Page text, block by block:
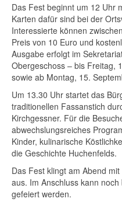
Das Fest beginnt um 12 Uhr
Karten dafür sind bei der
Interessierte können
Preis von 10 Euro und
Ausgabe erfolgt im
Obergeschoss – bis Freitag,
sowie ab Montag, 15.
Um 13.30 Uhr startet das
traditionellen Fassanstich
Kirchgessner. Für die
abwechslungsreiches
Kinder, kulinarische
die Geschichte Huchenfelds.
Das Fest klingt am Abend
aus. Im Anschluss kann
gefeiert werden.